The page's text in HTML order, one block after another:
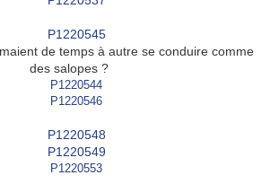
de temps à autre se conduire comme
des salopes ?